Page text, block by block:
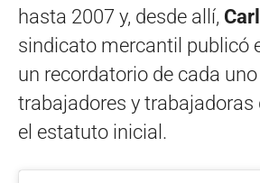
hasta 2007 y, desde allí,
sindicato mercantil publicó
un recordatorio de cada
trabajadores y trabajadoras
el estatuto inicial.